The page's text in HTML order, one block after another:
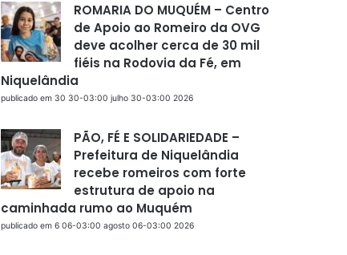
ROMARIA DO MUQUÉM – Centro
de Apoio ao Romeiro da OVG
deve acolher cerca de 30 mil
fiéis na Rodovia da Fé, em
Niquelândia
publicado em 30 30-03:00 julho 30-03:00 2026
PÃO, FÉ E SOLIDARIEDADE –
Prefeitura de Niquelândia
recebe romeiros com forte
estrutura de apoio na
caminhada rumo ao Muquém
publicado em 6 06-03:00 agosto 06-03:00 2026